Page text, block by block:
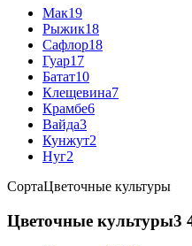
Мак19
Рыжик18
Сафлор18
Гуар17
Батат10
Клещевина7
Крамбе6
Вайда3
Кунжут2
Нуг2
СортаЦветочные культуры
Цветочные культуры3